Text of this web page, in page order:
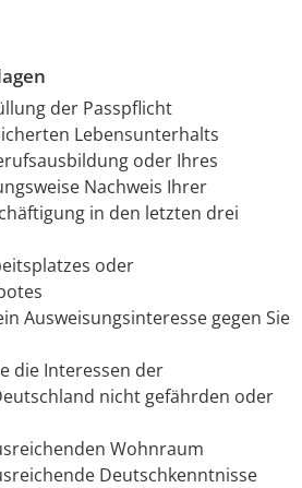
der Passpflicht
Lebensunterhalts
oder Ihres
Nachweis Ihrer
in den letzten drei
oder
Ausweisungsinteresse gegen Sie
die Interessen der
nicht gefährden oder
Wohnraum
Deutschkenntnisse